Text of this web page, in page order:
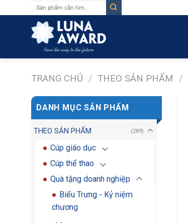
to
TRANG CHỦ / THEO SẢN PHẨM /
DANH MỤC SẢN PHẨM
THEO SẢN PHẨM (289)
Cúp giáo dục
Cúp thể thao
Quà tặng doanh nghiệp
Biểu Trưng - Kỷ niệm
chương